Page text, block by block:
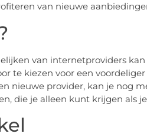
van nieuwe
van internetproviders
te kiezen voor een
nieuwe provider, kan je nog
die je alleen kunt krijgen als